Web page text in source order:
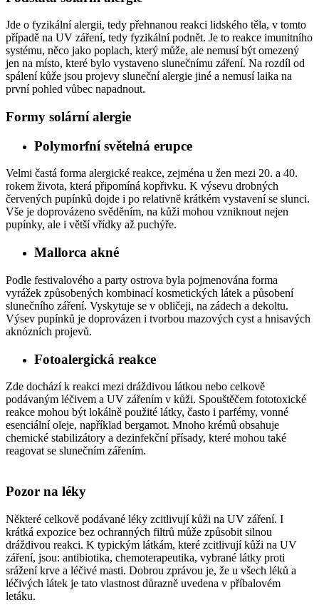
Jde o fyzikální alergii, tedy přehnanou reakci lidského těla, v tomto
případě na UV záření, tedy fyzikální podnět. Je to reakce imunitního
systému, něco jako poplach, který může, ale nemusí být omezený
jen na místo, které bylo vystaveno slunečnímu záření. Na rozdíl od
spálení kůže jsou projevy sluneční alergie jiné a nemusí laika na
první pohled vůbec napadnout.
Formy solární alergie
Polymorfní světelná erupce
Velmi častá forma alergické reakce, zejména u žen mezi 20. a 40.
rokem života, která připomíná kopřivku. K výsevu drobných
červených pupínků dojde i po relativně krátkém vystavení se slunci.
Vše je doprovázeno svěděním, na kůži mohou vzniknout nejen
pupínky, ale i větší vřídky až puchýře.
Mallorca akné
Podle festivalového a party ostrova byla pojmenována forma
vyrážek způsobených kombinací kosmetických látek a působení
slunečního záření. Vyskytuje se v obličeji, na zádech a dekoltu.
Výsev pupínků je doprovázen i tvorbou mazových cyst a hnisavých
aknózních projevů.
Fotoalergická reakce
Zde dochází k reakci mezi dráždivou látkou nebo celkově
podávaným léčivem a UV zářením v kůži. Spouštěčem fototoxické
reakce mohou být lokálně použité látky, často i parfémy, vonné
esenciální oleje, například bergamot. Mnoho krémů obsahuje
chemické stabilizátory a dezinfekční přísady, které mohou také
reagovat se slunečním zářením.
Pozor na léky
Některé celkově podávané léky zcitlivují kůži na UV záření. I
krátká expozice bez ochranných filtrů může způsobit silnou
dráždivou reakci. K typickým látkám, které zcitlivují kůži na UV
záření, jsou: antibiotika, chemoterapeutika, vybrané látky proti
srážení krve a léčivé masti. Dobrou zprávou je, že u všech léků a
léčivých látek je tato vlastnost důrazně uvedena v příbalovém
letáku.